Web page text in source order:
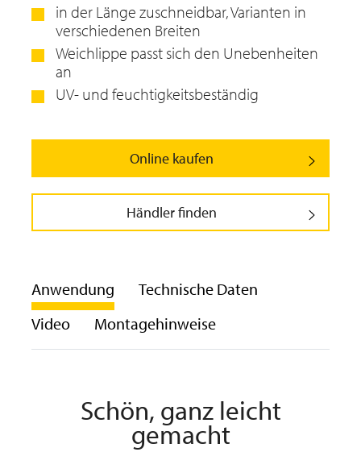
in der Länge zuschneidbar, Varianten in
verschiedenen Breiten
Weichlippe passt sich den Unebenheiten
an
UV- und feuchtigkeitsbeständig
Online kaufen
Händler finden
Anwendung
Technische Daten
Video
Montagehinweise
Schön, ganz leicht
gemacht